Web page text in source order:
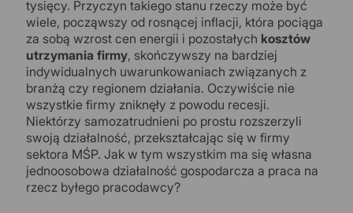
tysięcy. Przyczyn takiego stanu rzeczy może być
wiele, począwszy od rosnącej inflacji, która pociąga
za sobą wzrost cen energii i pozostałych kosztów
utrzymania firmy, skończywszy na bardziej
indywidualnych uwarunkowaniach związanych z
branżą czy regionem działania. Oczywiście nie
wszystkie firmy zniknęły z powodu recesji.
Niektórzy samozatrudnieni po prostu rozszerzyli
swoją działalność, przekształcając się w firmy
sektora MŚP. Jak w tym wszystkim ma się własna
jednoosobowa działalność gospodarcza a praca na
rzecz byłego pracodawcy?